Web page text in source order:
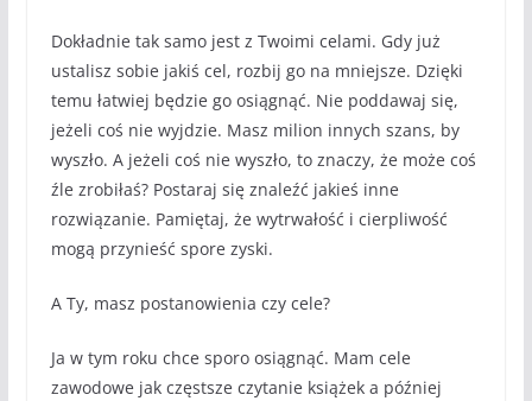
Dokładnie tak samo jest z Twoimi celami. Gdy już
ustalisz sobie jakiś cel, rozbij go na mniejsze. Dzięki
temu łatwiej będzie go osiągnąć. Nie poddawaj się,
jeżeli coś nie wyjdzie. Masz milion innych szans, by
wyszło. A jeżeli coś nie wyszło, to znaczy, że może coś
źle zrobiłaś? Postaraj się znaleźć jakieś inne
rozwiązanie. Pamiętaj, że wytrwałość i cierpliwość
mogą przynieść spore zyski.
A Ty, masz postanowienia czy cele?
Ja w tym roku chce sporo osiągnąć. Mam cele
zawodowe jak częstsze czytanie książek a później